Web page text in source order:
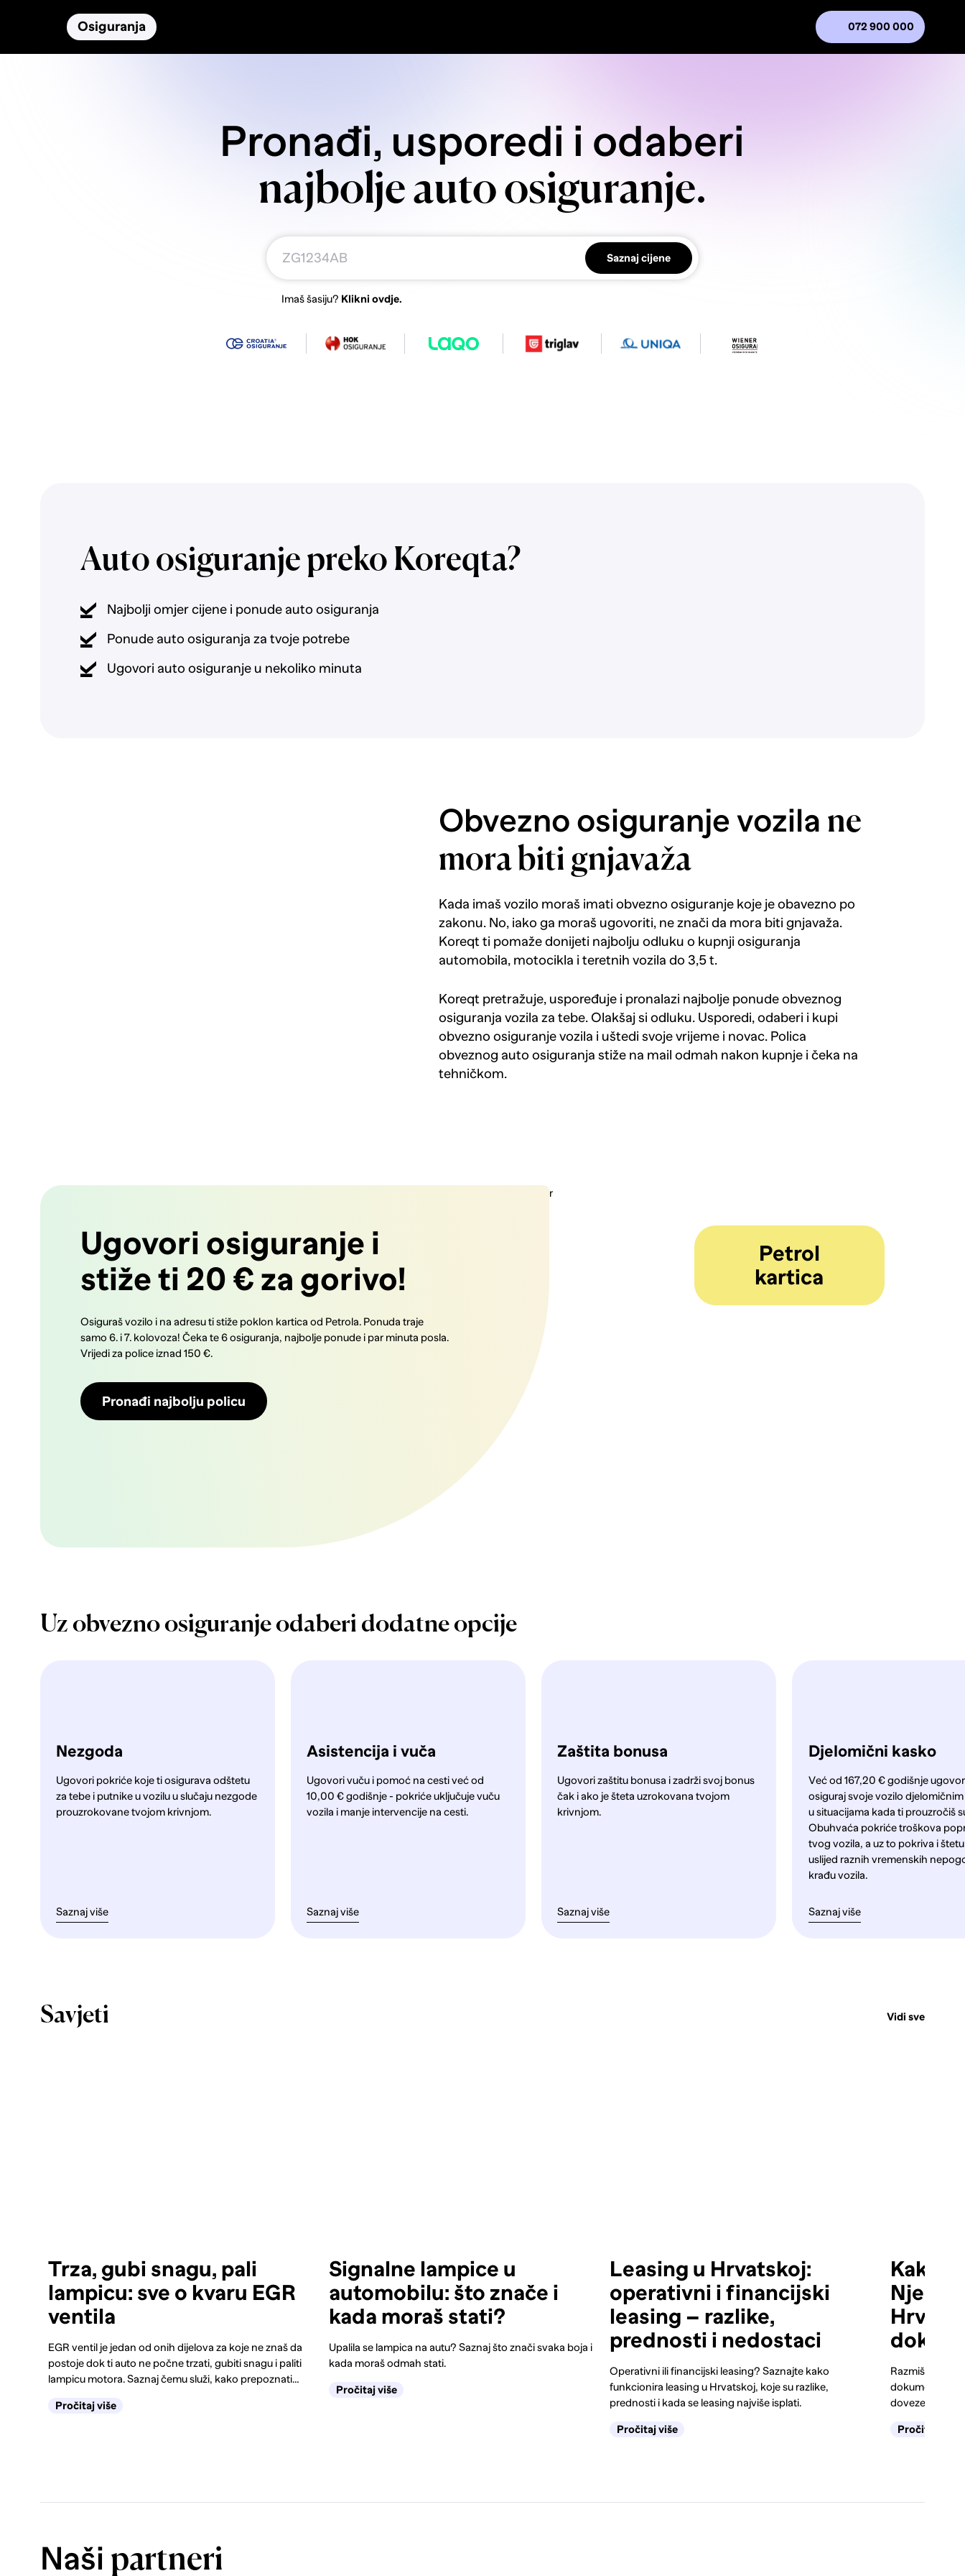
Osiguranja 072 900 000
Pronađi, usporedi i odaberi
najbolje auto osiguranje.
Saznaj cijene
Imaš šasiju? Klikni ovdje.
Auto osiguranje preko Koreqta?
Najbolji omjer cijene i ponude auto osiguranja
Ponude auto osiguranja za tvoje potrebe
Ugovori auto osiguranje u nekoliko minuta
Obvezno osiguranje vozila ne
mora biti gnjavaža
Kada imaš vozilo moraš imati obvezno osiguranje koje je obavezno po
zakonu. No, iako ga moraš ugovoriti, ne znači da mora biti gnjavaža.
Koreqt ti pomaže donijeti najbolju odluku o kupnji osiguranja
automobila, motocikla i teretnih vozila do 3,5 t.
Koreqt pretražuje, uspoređuje i pronalazi najbolje ponude obveznog
osiguranja vozila za tebe. Olakšaj si odluku. Usporedi, odaberi i kupi
obvezno osiguranje vozila i uštedi svoje vrijeme i novac. Polica
obveznog auto osiguranja stiže na mail odmah nakon kupnje i čeka na
tehničkom.
Petrol
kartica
Ugovori osiguranje i
stiže ti 20 € za gorivo!
Osiguraš vozilo i na adresu ti stiže poklon kartica od Petrola. Ponuda traje
samo 6. i 7. kolovoza! Čeka te 6 osiguranja, najbolje ponude i par minuta posla.
Vrijedi za police iznad 150 €.
Pronađi najbolju policu
Uz obvezno osiguranje odaberi dodatne opcije
Nezgoda
Ugovori pokriće koje ti osigurava odštetu
za tebe i putnike u vozilu u slučaju nezgode
prouzrokovane tvojom krivnjom.
Saznaj više
Asistencija i vuča
Ugovori vuču i pomoć na cesti već od
10,00 € godišnje - pokriće uključuje vuču
vozila i manje intervencije na cesti.
Saznaj više
Zaštita bonusa
Ugovori zaštitu bonusa i zadrži svoj bonus
čak i ako je šteta uzrokovana tvojom
krivnjom.
Saznaj više
Djelomični kasko
Već od 167,20 € godišnje
osiguraj svoje vozilo
u situacijama kada ti prouzročiš
Obuhvaća pokriće troškova
tvog vozila, a uz to pokriva i
uslijed raznih vremenskih
krađu vozila.
Saznaj više
Savjeti Vidi sve
Trza, gubi snagu, pali
lampicu: sve o kvaru EGR
ventila
EGR ventil je jedan od onih dijelova za koje ne znaš da
postoje dok ti auto ne počne trzati, gubiti snagu i paliti
lampicu motora. Saznaj čemu služi, kako prepoznati
zamjena.
Pročitaj više
Signalne lampice u
automobilu: što znače i
kada moraš stati?
Upalila se lampica na autu? Saznaj što znači svaka boja i
kada moraš odmah stati.
Pročitaj više
Leasing u Hrvatskoj:
operativni i financijski
leasing – razlike,
prednosti i nedostaci
Operativni ili financijski leasing? Saznajte kako
funkcionira leasing u Hrvatskoj, koje su razlike,
prednosti i kada se leasing najviše isplati.
Pročitaj više
Kako
Razmišljaš o
dokumente
dovezeš vozilo
Pročitaj više
Naši partneri